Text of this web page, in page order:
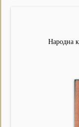
Народна